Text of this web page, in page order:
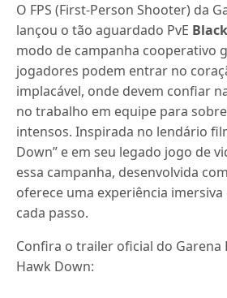
O FPS (First-Person Shooter) da
lançou o tão aguardado PvE
modo de campanha cooperativo
jogadores podem entrar no
implacável, onde devem confiar
no trabalho em equipe para
intensos. Inspirada no lendário
Down” e em seu legado jogo de
essa campanha, desenvolvida
oferece uma experiência imersiva
cada passo.
Confira o trailer oficial do Garena
Hawk Down: